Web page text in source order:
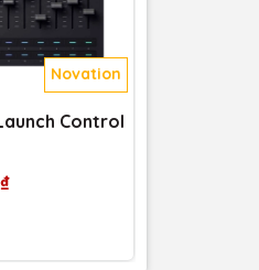
Novation
Control